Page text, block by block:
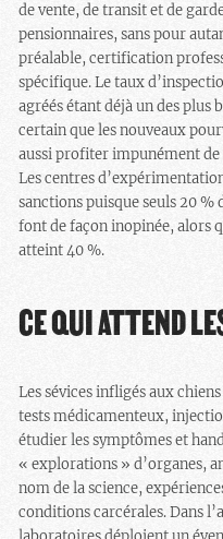
de vente, de transit et de
pensionnaires, sans pour
préalable, certification
spécifique. Le taux
agréés étant déjà un des plus
certain que les nouveaux
aussi profiter impunément de
Les centres
sanctions puisque seuls 20
font de façon inopinée, alors
atteint 40 %.
CE QUI ATTEND
Les sévices infligés aux
tests médicamenteux,
étudier les symptômes et
« explorations » d’organes,
nom de la science,
conditions carcérales. Dans